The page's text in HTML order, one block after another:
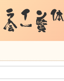
ライン
会一覧